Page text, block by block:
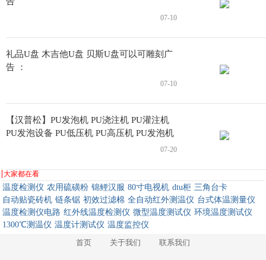
07-10
礼品U盘 木吉他U盘 贝斯U盘可以可雕刻广
告 ：
07-10
【汉普松】PU发泡机 PU浇注机 PU灌注机
PU发泡设备 PU低压机 PU高压机 PU发泡机
07-20
大家都在看
温度检测仪 农用硫磺粉 锦鲤汉服 80寸电视机 dtu柜 三角台卡
自动贴瓷砖机 链条锯 初效过滤棉 全自动红外测温仪 台式体温测量仪
温度检测仪电路 红外线温度检测仪 微型温度测试仪 环境温度测试仪
1300℃测温仪 温度计测试仪 温度监控仪
首页
关于我们 联系我们